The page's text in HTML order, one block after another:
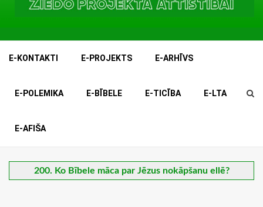
E-KONTAKTI E-PROJEKTS E-ARHĪVS
E-POLEMIKA E-BĪBELE E-TICĪBA E-LTA
E-AFIŠA
200. Ko Bībele māca par Jēzus nokāpšanu ellē?